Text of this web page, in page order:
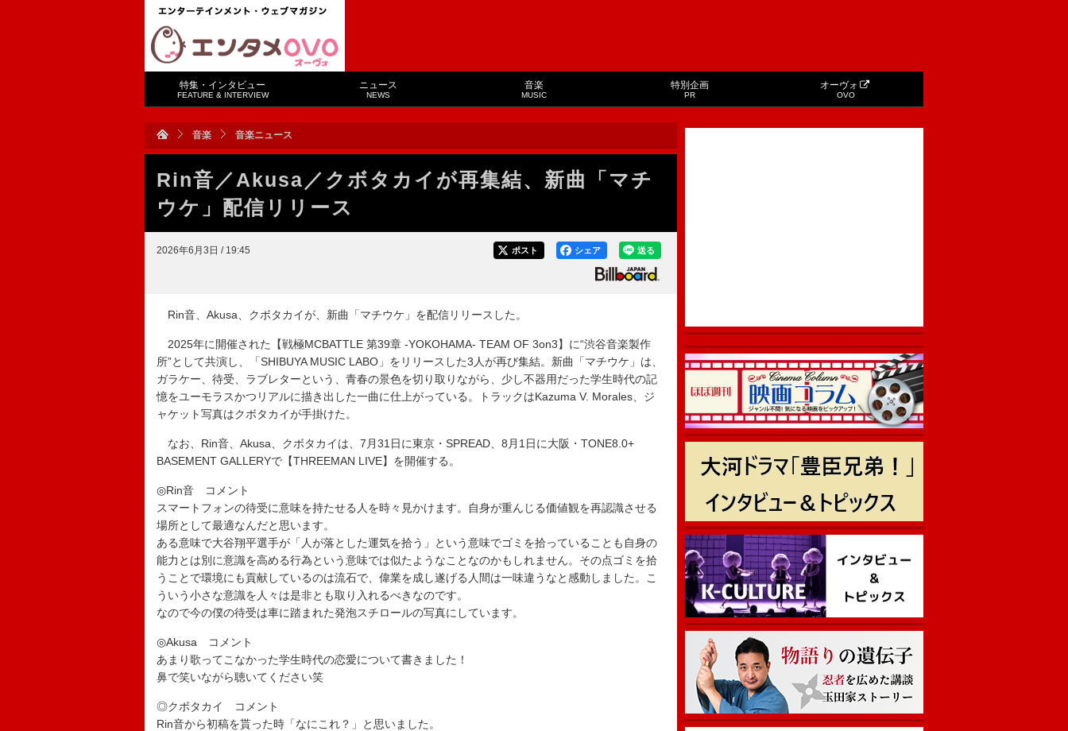
特集・インタビュー
FEATURE & INTERVIEW
ニュース
NEWS
音楽
MUSIC
特別企画
PR
オーヴォ
OVO
音楽 音楽ニュース
Rin音／Akusa／クボタカイが再集結、新曲「マチ
ウケ」配信リリース
2026年6月3日 / 19:45 送る
シェア
ポスト
Rin音、Akusa、クボタカイが、新曲「マチウケ」を配信リリースした。
2025年に開催された【戦極MCBATTLE 第39章 -YOKOHAMA- TEAM OF 3on3】に“渋谷音楽製作
所”として共演し、「SHIBUYA MUSIC LABO」をリリースした3人が再び集結。新曲「マチウケ」は、
ガラケー、待受、ラブレターという、青春の景色を切り取りながら、少し不器用だった学生時代の記
憶をユーモラスかつリアルに描き出した一曲に仕上がっている。トラックはKazuma V. Morales、ジ
ャケット写真はクボタカイが手掛けた。
なお、Rin音、Akusa、クボタカイは、7月31日に東京・SPREAD、8月1日に大阪・TONE8.0+
BASEMENT GALLERYで【THREEMAN LIVE】を開催する。
◎Rin音 コメント
スマートフォンの待受に意味を持たせる人を時々見かけます。自身が重んじる価値観を再認識させる
場所として最適なんだと思います。
ある意味で大谷翔平選手が「人が落とした運気を拾う」という意味でゴミを拾っていることも自身の
能力とは別に意識を高める行為という意味では似たようなことなのかもしれません。その点ゴミを拾
うことで環境にも貢献しているのは流石で、偉業を成し遂げる人間は一味違うなと感動しました。こ
ういう小さな意識を人々は是非とも取り入れるべきなのです。
なので今の僕の待受は車に踏まれた発泡スチロールの写真にしています。
◎Akusa コメント
あまり歌ってこなかった学生時代の恋愛について書きました！
鼻で笑いながら聴いてください笑
◎クボタカイ コメント
Rin音から初稿を貰った時「なにこれ？」と思いました。